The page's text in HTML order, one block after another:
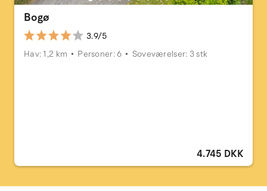
Bogø
3.9/5
Hav: 1,2 km
Personer: 6 Soveværelser: 3 stk
4.745 DKK